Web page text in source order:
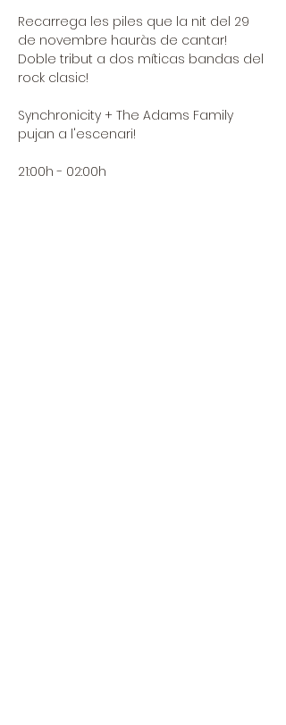
Recarrega les piles que la nit del 29
de novembre hauràs de cantar!
Doble tribut a dos míticas bandas del
rock clasic!
Synchronicity + The Adams Family
pujan a l'escenari!
21:00h - 02:00h